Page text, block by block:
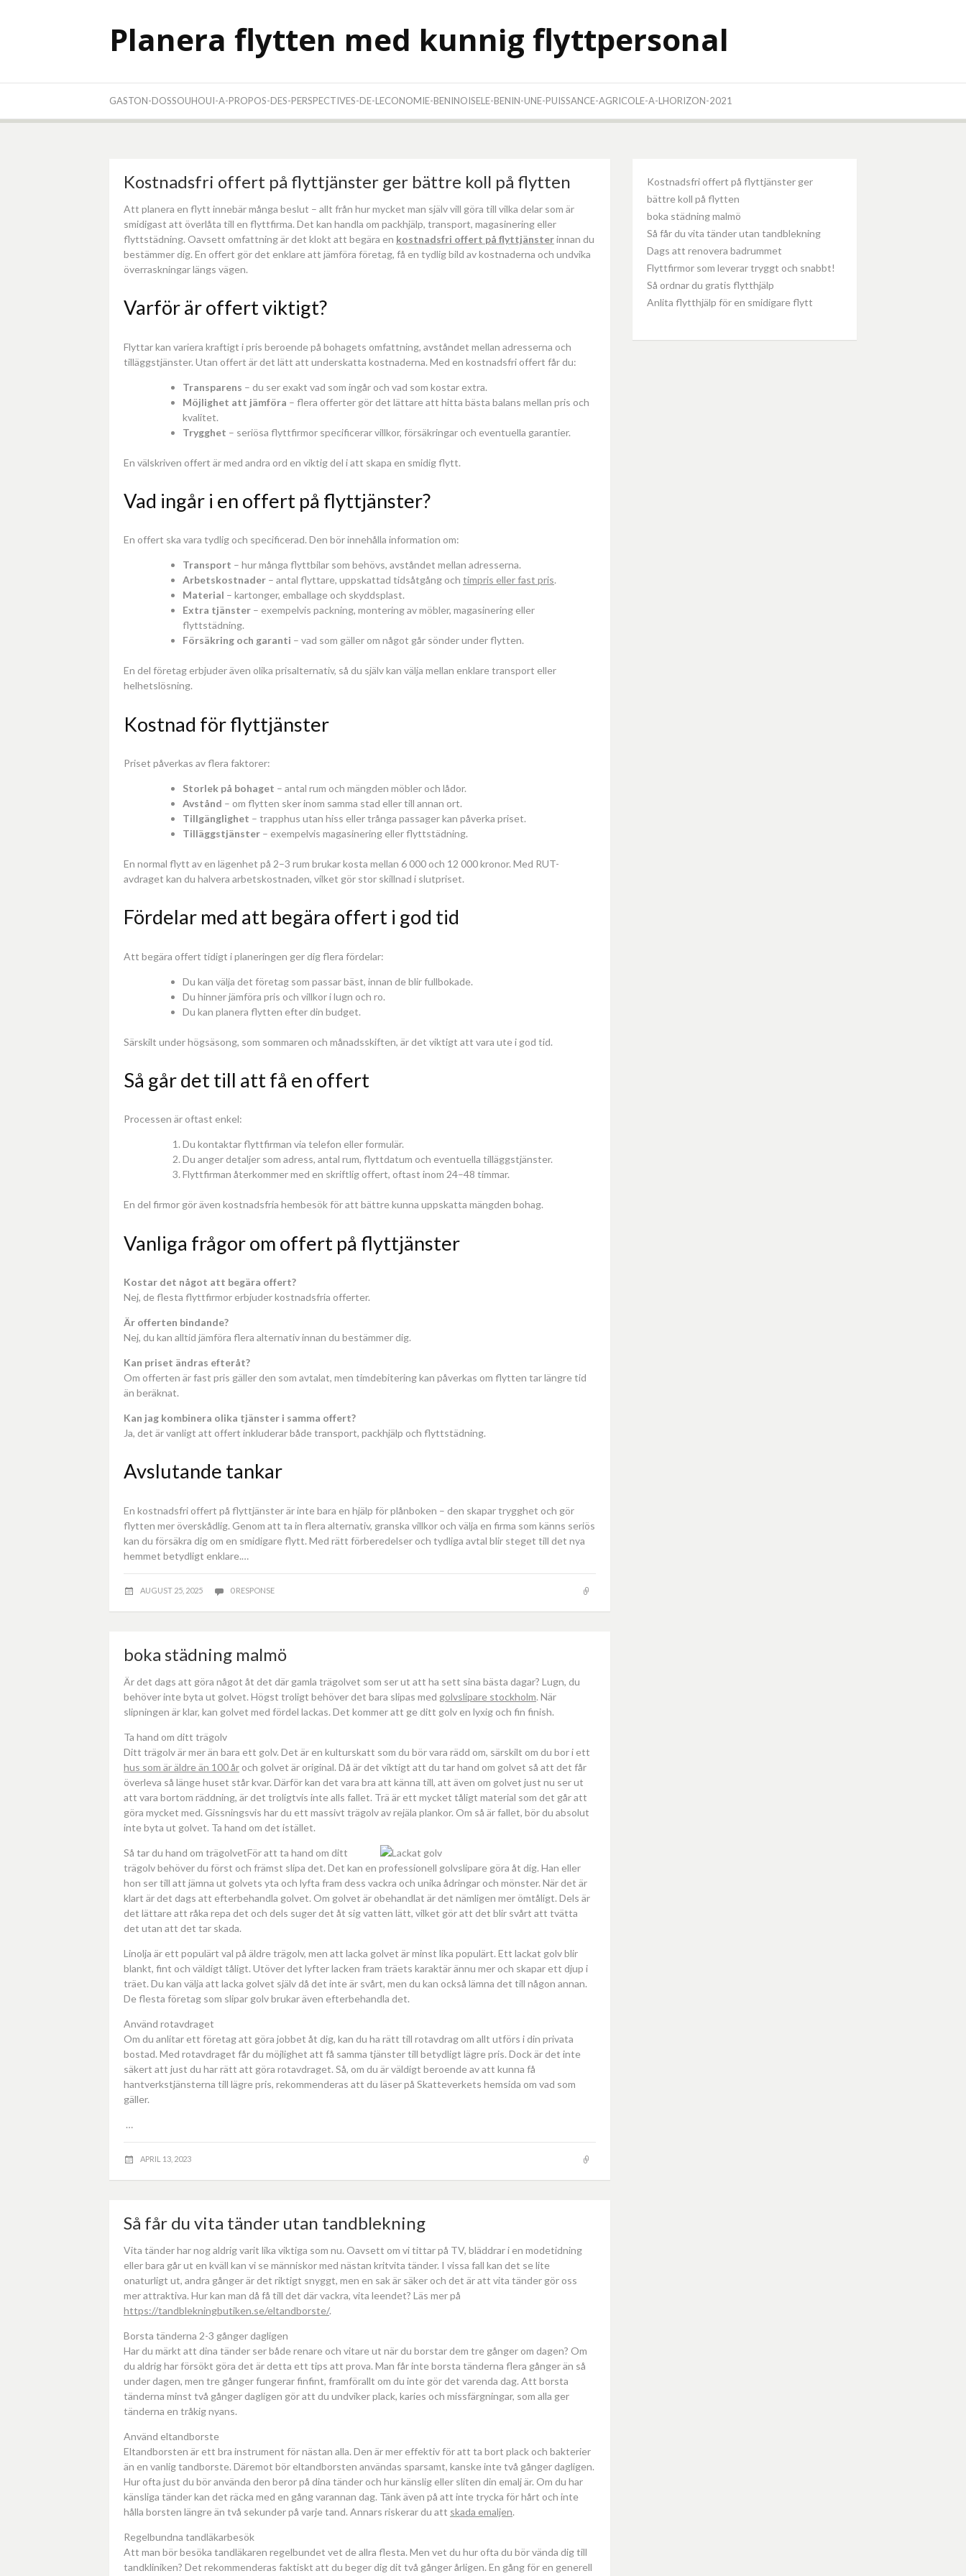
Planera flytten med kunnig flyttpersonal
GASTON-DOSSOUHOUI-A-PROPOS-DES-PERSPECTIVES-DE-LECONOMIE-BENINOISELE-BENIN-UNE-PUISSANCE-AGRICOLE-A-LHORIZON-2021
Kostnadsfri offert på flyttjänster ger bättre koll på flytten
Att planera en flytt innebär många beslut – allt från hur mycket man själv vill göra till vilka delar som är
smidigast att överlåta till en flyttfirma. Det kan handla om packhjälp, transport, magasinering eller
flyttstädning. Oavsett omfattning är det klokt att begära en kostnadsfri offert på flyttjänsterinnan du
bestämmer dig. En offert gör det enklare att jämföra företag, få en tydlig bild av kostnaderna och undvika
överraskningar längs vägen.
Varför är offert viktigt?
Flyttar kan variera kraftigt i pris beroende på bohagets omfattning, avståndet mellan adresserna och
tilläggstjänster. Utan offert är det lätt att underskatta kostnaderna. Med en kostnadsfri offert får du:
Transparens – du ser exakt vad som ingår och vad som kostar extra.
Möjlighet att jämföra – flera offerter gör det lättare att hitta bästa balans mellan pris och
kvalitet.
Trygghet – seriösa flyttfirmor specificerar villkor, försäkringar och eventuella garantier.
En välskriven offert är med andra ord en viktig del i att skapa en smidig flytt.
Vad ingår i en offert på flyttjänster?
En offert ska vara tydlig och specificerad. Den bör innehålla information om:
Transport – hur många flyttbilar som behövs, avståndet mellan adresserna.
Arbetskostnader – antal flyttare, uppskattad tidsåtgång och timpris eller fast pris.
Material – kartonger, emballage och skyddsplast.
Extra tjänster – exempelvis packning, montering av möbler, magasinering eller
flyttstädning.
Försäkring och garanti – vad som gäller om något går sönder under flytten.
En del företag erbjuder även olika prisalternativ, så du själv kan välja mellan enklare transport eller
helhetslösning.
Kostnad för flyttjänster
Priset påverkas av flera faktorer:
Storlek på bohaget – antal rum och mängden möbler och lådor.
Avstånd – om flytten sker inom samma stad eller till annan ort.
Tillgänglighet – trapphus utan hiss eller trånga passager kan påverka priset.
Tilläggstjänster – exempelvis magasinering eller flyttstädning.
En normal flytt av en lägenhet på 2–3 rum brukar kosta mellan 6 000 och 12 000 kronor. Med RUT-
avdraget kan du halvera arbetskostnaden, vilket gör stor skillnad i slutpriset.
Fördelar med att begära offert i god tid
Att begära offert tidigt i planeringen ger dig flera fördelar:
Du kan välja det företag som passar bäst, innan de blir fullbokade.
Du hinner jämföra pris och villkor i lugn och ro.
Du kan planera flytten efter din budget.
Särskilt under högsäsong, som sommaren och månadsskiften, är det viktigt att vara ute i god tid.
Så går det till att få en offert
Processen är oftast enkel:
Du kontaktar flyttfirman via telefon eller formulär.
Du anger detaljer som adress, antal rum, flyttdatum och eventuella tilläggstjänster.
Flyttfirman återkommer med en skriftlig offert, oftast inom 24–48 timmar.
En del firmor gör även kostnadsfria hembesök för att bättre kunna uppskatta mängden bohag.
Vanliga frågor om offert på flyttjänster
Kostar det något att begära offert?
Nej, de flesta flyttfirmor erbjuder kostnadsfria offerter.
Är offerten bindande?
Nej, du kan alltid jämföra flera alternativ innan du bestämmer dig.
Kan priset ändras efteråt?
Om offerten är fast pris gäller den som avtalat, men timdebitering kan påverkas om flytten tar längre tid
än beräknat.
Kan jag kombinera olika tjänster i samma offert?
Ja, det är vanligt att offert inkluderar både transport, packhjälp och flyttstädning.
Avslutande tankar
En kostnadsfri offert på flyttjänster är inte bara en hjälp för plånboken – den skapar trygghet och gör
flytten mer överskådlig. Genom att ta in flera alternativ, granska villkor och välja en firma som känns seriös
kan du försäkra dig om en smidigare flytt. Med rätt förberedelser och tydliga avtal blir steget till det nya
hemmet betydligt enklare.…
AUGUST 25, 2025 0 RESPONSE
boka städning malmö
Är det dags att göra något åt det där gamla trägolvet som ser ut att ha sett sina bästa dagar? Lugn, du
behöver inte byta ut golvet. Högst troligt behöver det bara slipas med golvslipare stockholm. När
slipningen är klar, kan golvet med fördel lackas. Det kommer att ge ditt golv en lyxig och fin finish.
Ta hand om ditt trägolv
Ditt trägolv är mer än bara ett golv. Det är en kulturskatt som du bör vara rädd om, särskilt om du bor i ett
hus som är äldre än 100 år och golvet är original. Då är det viktigt att du tar hand om golvet så att det får
överleva så länge huset står kvar. Därför kan det vara bra att känna till, att även om golvet just nu ser ut
att vara bortom räddning, är det troligtvis inte alls fallet. Trä är ett mycket tåligt material som det går att
göra mycket med. Gissningsvis har du ett massivt trägolv av rejäla plankor. Om så är fallet, bör du absolut
inte byta ut golvet. Ta hand om det istället.
Så tar du hand om trägolvetFör att ta hand om ditt
trägolv behöver du först och främst slipa det. Det kan en professionell golvslipare göra åt dig. Han eller
hon ser till att jämna ut golvets yta och lyfta fram dess vackra och unika ådringar och mönster. När det är
klart är det dags att efterbehandla golvet. Om golvet är obehandlat är det nämligen mer ömtåligt. Dels är
det lättare att råka repa det och dels suger det åt sig vatten lätt, vilket gör att det blir svårt att tvätta
det utan att det tar skada.
Linolja är ett populärt val på äldre trägolv, men att lacka golvet är minst lika populärt. Ett lackat golv blir
blankt, fint och väldigt tåligt. Utöver det lyfter lacken fram träets karaktär ännu mer och skapar ett djup i
träet. Du kan välja att lacka golvet själv då det inte är svårt, men du kan också lämna det till någon annan.
De flesta företag som slipar golv brukar även efterbehandla det.
Använd rotavdraget
Om du anlitar ett företag att göra jobbet åt dig, kan du ha rätt till rotavdrag om allt utförs i din privata
bostad. Med rotavdraget får du möjlighet att få samma tjänster till betydligt lägre pris. Dock är det inte
säkert att just du har rätt att göra rotavdraget. Så, om du är väldigt beroende av att kunna få
hantverkstjänsterna till lägre pris, rekommenderas att du läser på Skatteverkets hemsida om vad som
gäller.
…
APRIL 13, 2023
Så får du vita tänder utan tandblekning
Vita tänder har nog aldrig varit lika viktiga som nu. Oavsett om vi tittar på TV, bläddrar i en modetidning
eller bara går ut en kväll kan vi se människor med nästan kritvita tänder. I vissa fall kan det se lite
onaturligt ut, andra gånger är det riktigt snyggt, men en sak är säker och det är att vita tänder gör oss
mer attraktiva. Hur kan man då få till det där vackra, vita leendet? Läs mer på
https://tandblekningbutiken.se/eltandborste/.
Borsta tänderna 2-3 gånger dagligen
Har du märkt att dina tänder ser både renare och vitare ut när du borstar dem tre gånger om dagen? Om
du aldrig har försökt göra det är detta ett tips att prova. Man får inte borsta tänderna flera gånger än så
under dagen, men tre gånger fungerar finfint, framförallt om du inte gör det varenda dag. Att borsta
tänderna minst två gånger dagligen gör att du undviker plack, karies och missfärgningar, som alla ger
tänderna en tråkig nyans.
Använd eltandborste
Eltandborsten är ett bra instrument för nästan alla. Den är mer effektiv för att ta bort plack och bakterier
än en vanlig tandborste. Däremot bör eltandborsten användas sparsamt, kanske inte två gånger dagligen.
Hur ofta just du bör använda den beror på dina tänder och hur känslig eller sliten din emalj är. Om du har
känsliga tänder kan det räcka med en gång varannan dag. Tänk även på att inte trycka för hårt och inte
hålla borsten längre än två sekunder på varje tand. Annars riskerar du att skada emaljen.
Regelbundna tandläkarbesök
Att man bör besöka tandläkaren regelbundet vet de allra flesta. Men vet du hur ofta du bör vända dig till
tandkliniken? Det rekommenderas faktiskt att du beger dig dit två gånger årligen. En gång för en generell
Kostnadsfri offert på flyttjänster ger
bättre koll på flytten
boka städning malmö
Så får du vita tänder utan tandblekning
Dags att renovera badrummet
Flyttfirmor som leverar tryggt och snabbt!
Så ordnar du gratis flytthjälp
Anlita flytthjälp för en smidigare flytt